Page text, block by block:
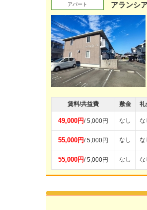
アパート アランシ
賃料/共益費 敷金 礼
49,000円/ 5,000円 なし な
55,000円/ 5,000円 なし な
55,000円/ 5,000円 なし な